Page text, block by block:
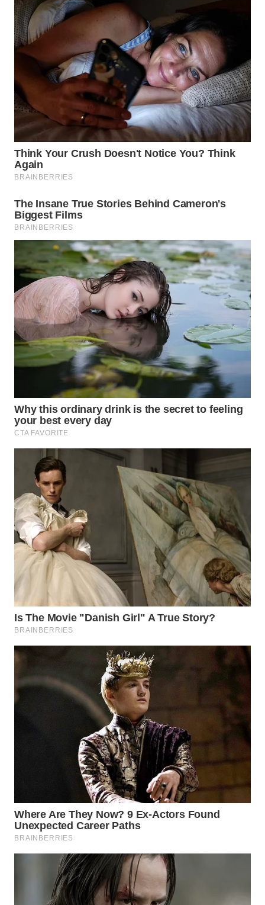
WAHANANEWS
CO ID
WAHANANEWS
NET
WAHANA
SPORT
WAHANA
UMKM
SELEB
WAHANA
PERSONA
WAHANA
OTOMOTIF
WAHANA
WAHANA
LAPAK
WAHANA
KONSUMEN
LISTRIK
MASYARAKAT
KELISTRIKAN
WALINKI
ID
MARTABAT
LKKI
KOPEKLIN
PORTAL